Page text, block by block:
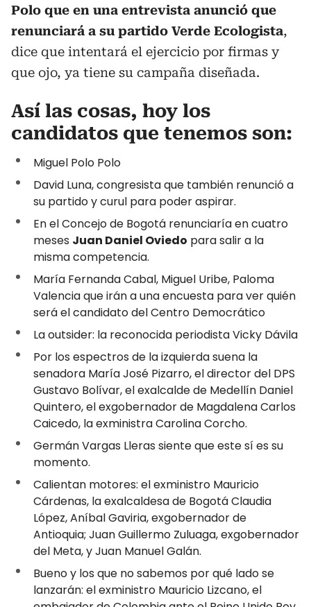
Polo que en una entrevista anunció que
renunciará a su partido Verde Ecologista,
dice que intentará el ejercicio por firmas y
que ojo, ya tiene su campaña diseñada.
Así las cosas, hoy los
candidatos que tenemos son:
Miguel Polo Polo
David Luna, congresista que también renunció a
su partido y curul para poder aspirar.
En el Concejo de Bogotá renunciaría en cuatro
meses Juan Daniel Oviedo para salir a la
misma competencia.
María Fernanda Cabal, Miguel Uribe, Paloma
Valencia que irán a una encuesta para ver quién
será el candidato del Centro Democrático
La outsider: la reconocida periodista Vicky Dávila
Por los espectros de la izquierda suena la
senadora María José Pizarro, el director del DPS
Gustavo Bolívar, el exalcalde de Medellín Daniel
Quintero, el exgobernador de Magdalena Carlos
Caicedo, la exministra Carolina Corcho.
Germán Vargas Lleras siente que este sí es su
momento.
Calientan motores: el exministro Mauricio
Cárdenas, la exalcaldesa de Bogotá Claudia
López, Aníbal Gaviria, exgobernador de
Antioquia; Juan Guillermo Zuluaga, exgobernador
del Meta, y Juan Manuel Galán.
Bueno y los que no sabemos por qué lado se
lanzarán: el exministro Mauricio Lizcano, el